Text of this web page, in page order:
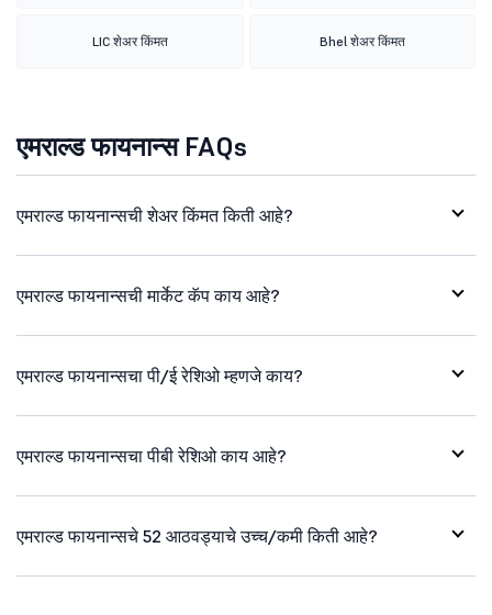
LIC शेअर किंमत Bhel शेअर किंमत
एमराल्ड फायनान्स FAQs
एमराल्ड फायनान्सची शेअर किंमत किती आहे?
एमराल्ड फायनान्सची मार्केट कॅप काय आहे?
एमराल्ड फायनान्सचा पी/ई रेशिओ म्हणजे काय?
एमराल्ड फायनान्सचा पीबी रेशिओ काय आहे?
एमराल्ड फायनान्सचे 52 आठवड्याचे उच्च/कमी किती आहे?